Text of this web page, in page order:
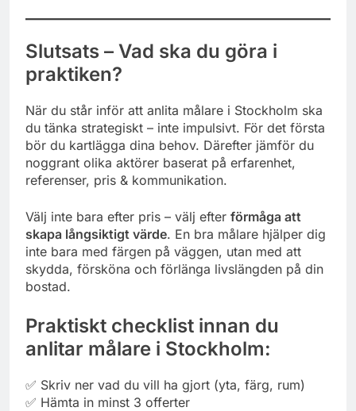
Slutsats – Vad ska du göra i
praktiken?
När du står inför att anlita målare i Stockholm ska
du tänka strategiskt – inte impulsivt. För det första
bör du kartlägga dina behov. Därefter jämför du
noggrant olika aktörer baserat på erfarenhet,
referenser, pris & kommunikation.
Välj inte bara efter pris – välj efter förmåga att
skapa långsiktigt värde. En bra målare hjälper dig
inte bara med färgen på väggen, utan med att
skydda, försköna och förlänga livslängden på din
bostad.
Praktiskt checklist innan du
anlitar målare i Stockholm:
✅ Skriv ner vad du vill ha gjort (yta, färg, rum)
✅ Hämta in minst 3 offerter